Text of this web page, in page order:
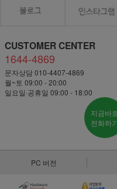
CUSTOMER CENTER
1644-4869
문자상담 010-4407-4869
월~토 09:00 - 20:00
일요일·공휴일 09:00 - 18:00
지금바
전화하기
PC 버전